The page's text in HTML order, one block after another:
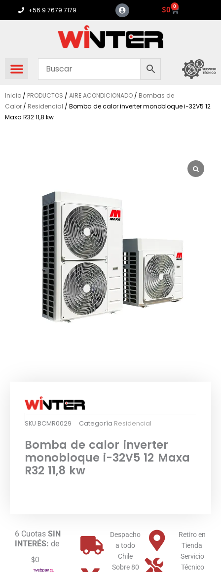
+56 9 7679 7179 $0 0
Carrito
Inicio / PRODUCTOS / AIRE ACONDICIONADO / Bombas de
Calor / Residencial / Bomba de calor inverter monobloque i-32V5 12
Maxa R32 11,8 kw
SKU BCMR0029 Categoría Residencial
Bomba de calor inverter
monobloque i-32V5 12 Maxa
R32 11,8 kw
6 Cuotas SIN
INTERÉS: de
$0
Despacho
a todo
Chile
Sobre 80
Retiro en
Tienda
Servicio
Técnico